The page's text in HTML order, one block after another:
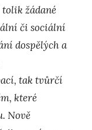
žádané
či sociální
dospělých a
tak tvůrčí
které
Nově